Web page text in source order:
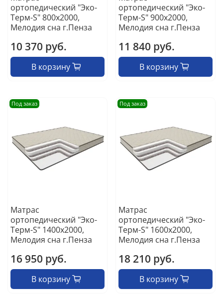
ортопедический "Эко-
Терм-S" 800х2000,
Мелодия сна г.Пенза
10 370 руб.
В корзину
ортопедический "Эко-
Терм-S" 900х2000,
Мелодия сна г.Пенза
11 840 руб.
В корзину
Под заказ
Матрас
ортопедический "Эко-
Терм-S" 1400х2000,
Мелодия сна г.Пенза
16 950 руб.
В корзину
Под заказ
Матрас
ортопедический "Эко-
Терм-S" 1600х2000,
Мелодия сна г.Пенза
18 210 руб.
В корзину